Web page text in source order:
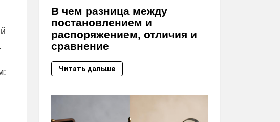
В чем разница между
постановлением и
распоряжением, отличия и
сравнение
Читать дальше